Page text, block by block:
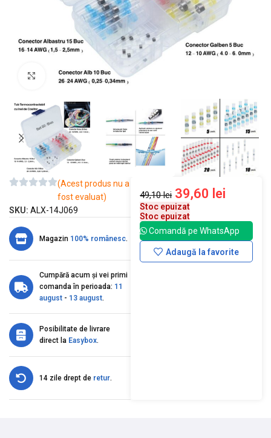
Mărește imaginea
(Acest produs nu a
fost evaluat)
SKU: ALX-14J069
Magazin 100% românesc.
Cumpără acum și vei primi
comanda în perioada: 11
august - 13 august.
Posibilitate de livrare
direct la Easybox.
14 zile drept de retur.
49,10lei 39,60 lei
Stoc epuizat
Stoc epuizat
Comandă pe WhatsApp
Adaugă la favorite